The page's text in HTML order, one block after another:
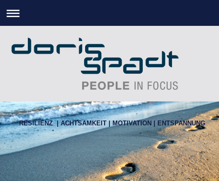
RESILIENZ | ACHTSAMKEIT | MOTIVATION | ENTSPANNUNG